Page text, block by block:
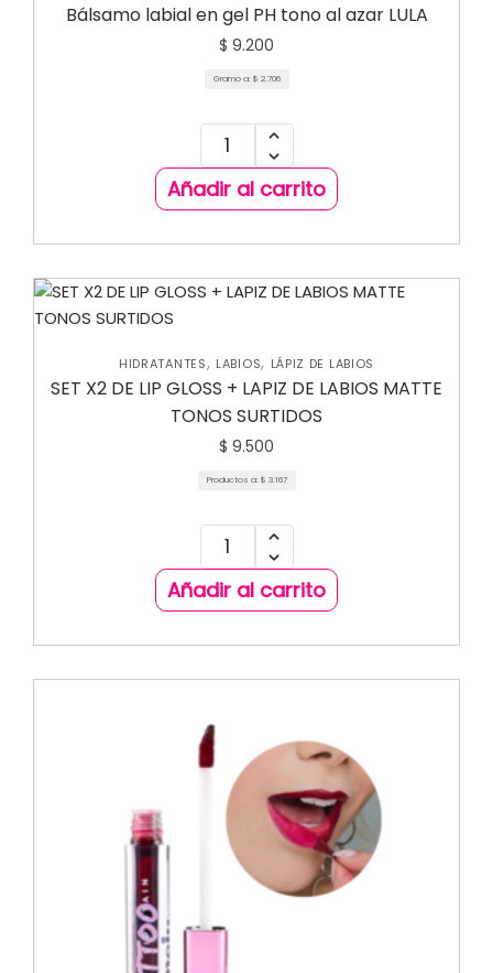
Bálsamo labial en gel PH tono al azar LULA
$ 9.200
Gramo a: $ 2.706
Añadir al carrito
HIDRATANTES, LABIOS, LÁPIZ DE LABIOS
SET X2 DE LIP GLOSS + LAPIZ DE LABIOS MATTE
TONOS SURTIDOS
$ 9.500
Productos a: $ 3.167
Añadir al carrito